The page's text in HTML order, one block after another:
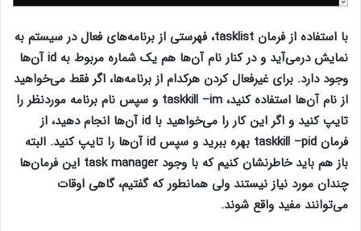
با استفاده از فرمان tasklist، فهرستی از برنامه‌های فعال در سیستم به
نمایش درمی‌آید و در کنار نام آن‌ها هم یک شماره مربوط به id آن‌ها
وجود دارد. برای غیرفعال کردن هرکدام از برنامه‌ها، اگر فقط می‌خواهید
از نام آن‌ها استفاده کنید، taskkill –im و سپس نام برنامه موردنظر را
تایپ کنید و اگر این کار را می‌خواهید با id آن‌ها انجام دهید، از
فرمان taskkill –pid بهره ببرید و سپس id آن‌ها را تایپ کنید. البته
باز هم باید خاطرنشان کنیم که با وجود task manager این فرمان‌ها
چندان مورد نیاز نیستند ولی همانطور که گفتیم، گاهی اوقات
می‌توانند مفید واقع شوند.